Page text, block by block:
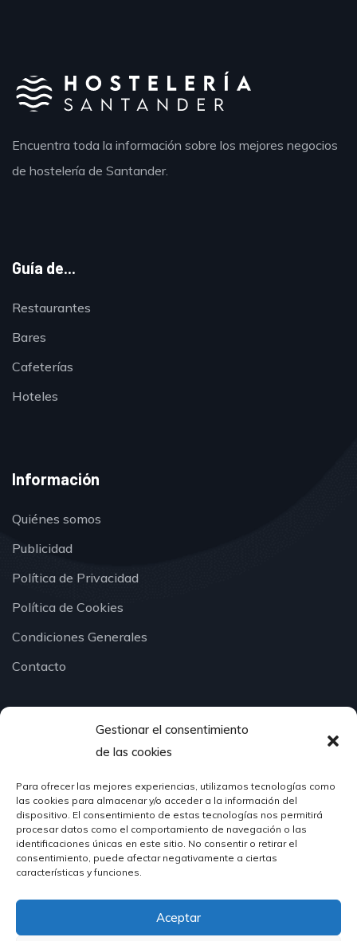
Gestionar el consentimiento
de las cookies
Para ofrecer las mejores experiencias, utilizamos tecnologías como
las cookies para almacenar y/o acceder a la información del
dispositivo. El consentimiento de estas tecnologías nos permitirá
procesar datos como el comportamiento de navegación o las
identificaciones únicas en este sitio. No consentir o retirar el
consentimiento, puede afectar negativamente a ciertas
características y funciones.
Aceptar
Encuentra toda la información sobre los mejores negocios
de hostelería de Santander.
Guía de...
Restaurantes
Bares
Cafeterías
Hoteles
Información
Quiénes somos
Publicidad
Política de Privacidad
Política de Cookies
Condiciones Generales
Contacto
¿Hablamos?
624 51 12 10
info@hosteleriasantander.com
© 2026 Hostelería Santander | Powered byDIGIDISA